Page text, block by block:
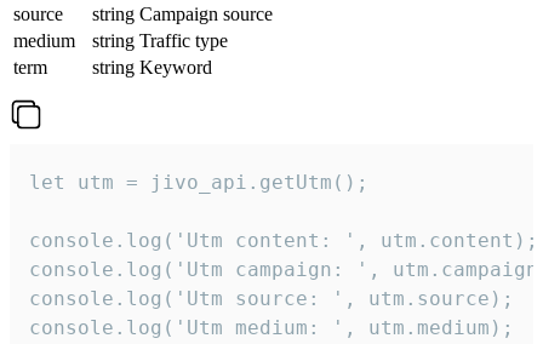
source
string Campaign source
medium
string Traffic type
term
string Keyword
let utm = jivo_api.getUtm();
console.log('Utm content: ', utm.content);
console.log('Utm campaign: ',
console.log('Utm source: ', utm.source);
console.log('Utm medium: ', utm.medium);